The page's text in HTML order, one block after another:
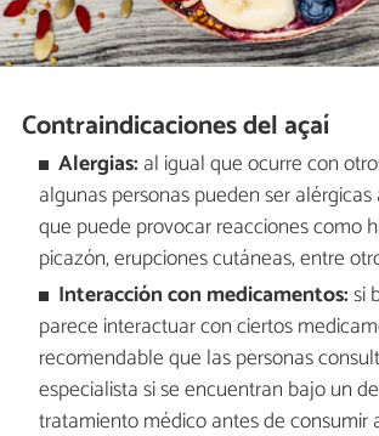
Contraindicaciones del açaí
Alergias: al igual que ocurre con
algunas personas pueden ser
que puede provocar reacciones como
picazón, erupciones cutáneas, entre
Interacción con medicamentos:si
parece interactuar con ciertos
recomendable que las personas
especialista si se encuentran bajo un
tratamiento médico antes de consumir